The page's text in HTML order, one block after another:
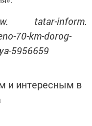
tatar-inform.
70-km-dorog-
5956659
и интересным в